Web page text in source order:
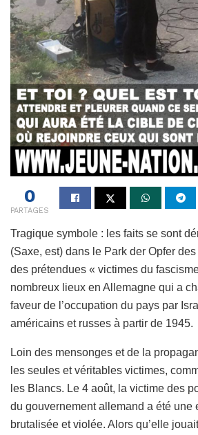
0
PARTAGES
Tragique symbole : les faits se sont
(Saxe, est) dans le Park der Opfer
des prétendues « victimes du
nombreux lieux en Allemagne qui a
faveur de l’occupation du pays par
américains et russes à partir de 1945.
Loin des mensonges et de la
les seules et véritables victimes,
les Blancs. Le 4 août, la victime des
du gouvernement allemand a été une
brutalisée et violée. Alors qu’elle